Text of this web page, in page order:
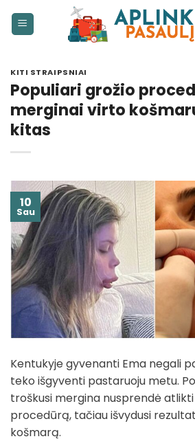
KITI STRAIPSNIAI
Populiari grožio
merginai virto
kitas
10
Sau
Kentukyje gyvenanti Ema negali
teko išgyventi pastaruoju metu.
troškusi mergina nusprendė
procedūrą, tačiau išvydusi
košmarą.